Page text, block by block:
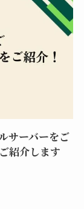
サーバーをご
紹介します